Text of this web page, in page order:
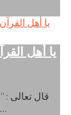
يا أهل
قال تعالى :
التَّوْرَاةَ وَالإِنْجِيلَ وَمَا أُنْزِلَ إِلَيْكُمْ مِنْ …